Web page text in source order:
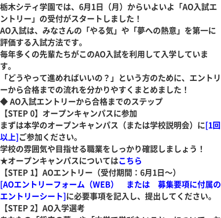
栃木シティ学園では、6月1日（月）からいよいよ「AO入試エ
ントリー」の受付がスタートしました！
AO入試は、みなさんの「やる気」や「夢への熱意」を第一に
評価する入試方法です。
毎年多くの先輩たちがこのAO入試を利用して入学していま
す。
「どうやって進めればいいの？」という方のために、エントリ
ーから合格までの流れを分かりやすくまとめました！
◆ AO入試エントリーから合格までのステップ
【STEP 0】オープンキャンパスに参加
まずは本学のオープンキャンパス（または学校説明会）に[1回
以上]ご参加ください。
学校の雰囲気や目指せる職業をしっかり確認しましょう！
★オープンキャンパスについてはこちら
【STEP 1】AOエントリー（受付期間：6月1日～）
[AOエントリーフォーム（WEB） または 募集要項に付属の
エントリーシート]に必要事項を記入し、提出してください。
【STEP 2】AO入学選考